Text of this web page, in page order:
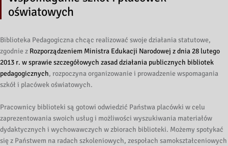
oświatowych
Biblioteka Pedagogiczna chcąc realizować swoje działania statutowe,
zgodnie z Rozporządzeniem Ministra Edukacji Narodowej z dnia 28 lutego
2013 r. w sprawie szczegółowych zasad działania publicznych bibliotek
pedagogicznych, rozpoczyna organizowanie i prowadzenie wspomagania
szkół i placówek oświatowych.
Pracownicy biblioteki są gotowi odwiedzić Państwa placówki w celu
zaprezentowania swoich usług i możliwości wyszukiwania materiałów
dydaktycznych i wychowawczych w zbiorach biblioteki. Możemy spotykać
się z Państwem na radach szkoleniowych, zespołach samokształceniowych